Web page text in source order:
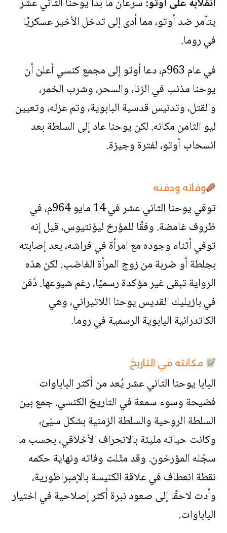
يتآمر ضد أوتو، مما أدى إلى تدخل الأخير عسكريًا
في روما.
في عام 963م، دعا أوتو إلى مجمع كنسي أعلن أن
يوحنا مذنب في الزنا، والسحر، وشرب الخمر،
والقتل، وتدنيس قدسية البابوية، وتم عزله، وتعيين
ليو الثامن مكانه. لكن يوحنا عاد إلى السلطة بعد
انسحاب أوتو، لفترة وجيزة.
وفاته ودفنه
توفي يوحنا الثاني عشر في 14 مايو 964م، في
ظروف غامضة. وفقًا للمؤرخ ليؤنتيوس، قيل إنه
توفي أثناء وجوده مع امرأة في فراشه، بعد إصابته
بجلطة أو ضربة من زوج المرأة الغاضب. لكن هذه
الرواية تبقى غير مؤكدة رسميًا، رغم شيوعها. دُفن
في بازيليك القديس يوحنا اللاتيراني، وهي
الكاتدرائية البابوية الرسمية في روما.
مكانته في التاريخ
البابا يوحنا الثاني عشر يُعد من أكثر الباباوات
فضيحة وسوء سمعة في التاريخ الكنسي. جمع بين
السلطة الروحية والسلطة الزمنية بشكل سيّئ،
وكانت حياته مليئة بالانحراف الأخلاقي، بحسب ما
سجّله المؤرخون. وقد مثّلت وفاته ونهاية حكمه
نقطة انعطاف في علاقة الكنيسة بالإمبراطورية،
وأدت لاحقًا إلى صعود نبرة أكثر إصلاحية في اختيار
الباباوات.